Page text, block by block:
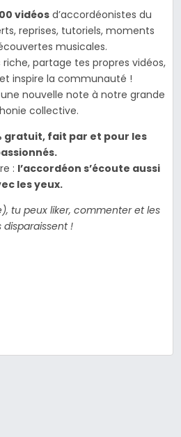
vidéosd’accordéonistes du
reprises, tutoriels, moments
musicales.
partage tes propres vidéos,
inspire la communauté !
nouvelle note à notre grande
collective.
gratuit, fait par et pour les
: l’accordéon s’écoute aussi
les yeux.
tu peux liker, commenter et les
disparaissent !